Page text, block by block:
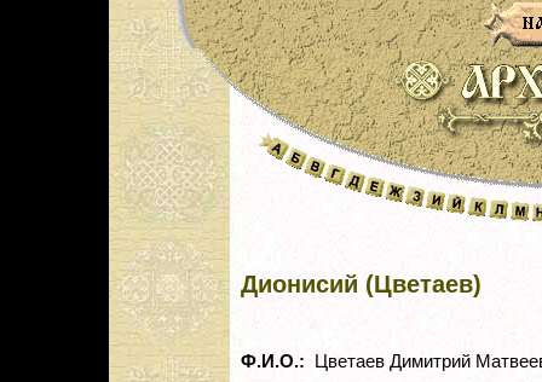
Дионисий (Цветаев)
Ф.И.О.: Цветаев Димитрий